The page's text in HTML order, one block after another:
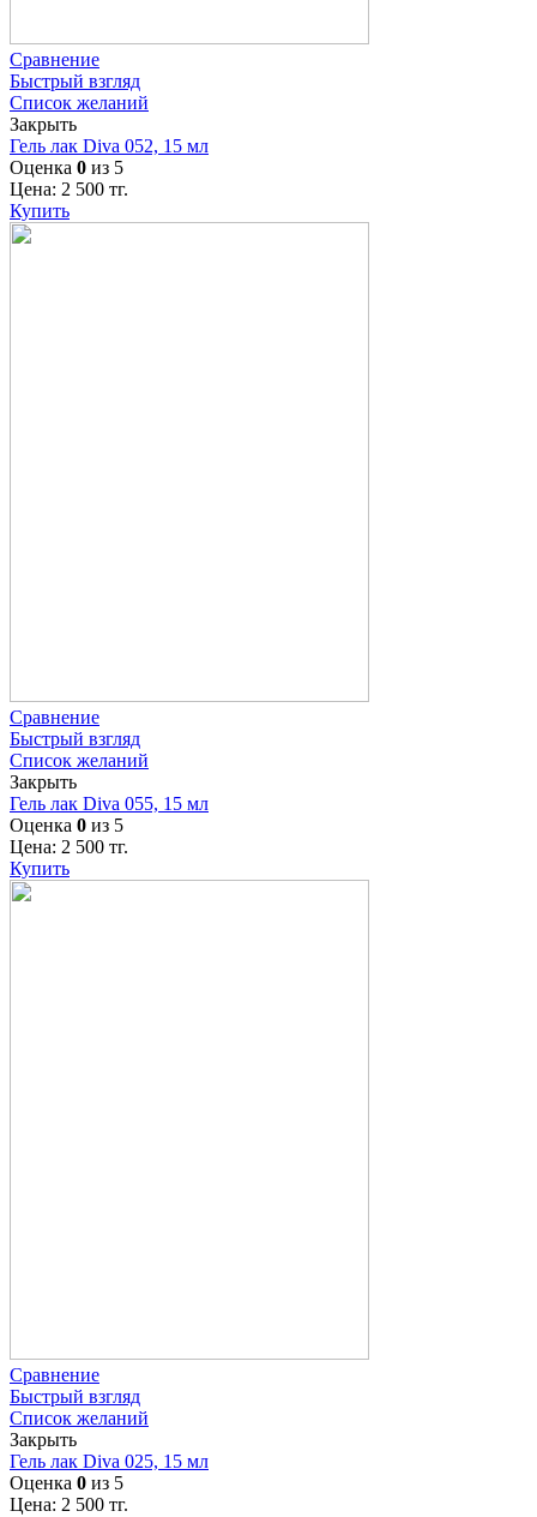
Сравнение
Быстрый взгляд
Список желаний
Закрыть
Гель лак Diva 052, 15 мл
Оценка 0 из 5
Цена: 2 500 тг.
Купить
Сравнение
Быстрый взгляд
Список желаний
Закрыть
Гель лак Diva 055, 15 мл
Оценка 0 из 5
Цена: 2 500 тг.
Купить
Сравнение
Быстрый взгляд
Список желаний
Закрыть
Гель лак Diva 025, 15 мл
Оценка 0 из 5
Цена: 2 500 тг.